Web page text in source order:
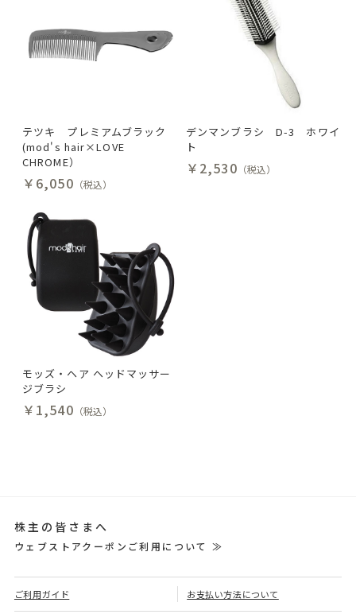
テツキ プレミアムブラック
(mod's hair×LOVE
CHROME）
￥6,050 （税込）
デンマンブラシ D-3 ホワイ
ト
￥2,530 （税込）
モッズ・ヘア ヘッドマッサー
ジブラシ
￥1,540 （税込）
株主の皆さまへ
ウェブストアクーポンご利用について ≫
ご利用ガイド お支払い方法について